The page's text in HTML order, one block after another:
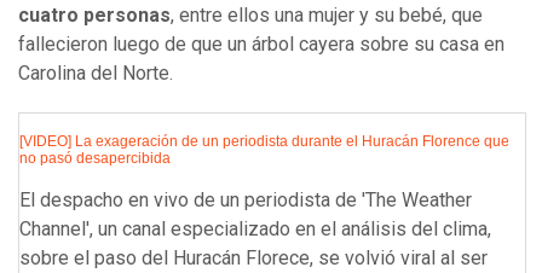
cuatro personas, entre ellos una mujer y su bebé, que
fallecieron luego de que un árbol cayera sobre su casa en
Carolina del Norte.
[VIDEO] La exageración de un periodista durante el Huracán Florence que
no pasó desapercibida
El despacho en vivo de un periodista de 'The Weather
Channel', un canal especializado en el análisis del clima,
sobre el paso del Huracán Florece, se volvió viral al ser